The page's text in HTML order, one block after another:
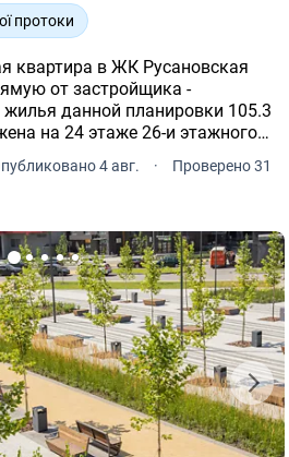
протоки
квартира в ЖК Русановская
от застройщика -
4 авг. ·
Проверено 31